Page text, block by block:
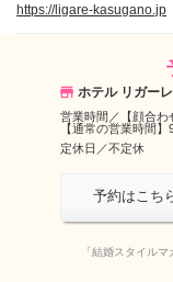
https://ligare-kasugano.jp
ホテル リガー
営業時間／
【顔合
【通常の営業時間
定休日／不定休
予約はこち
「結婚スタイル